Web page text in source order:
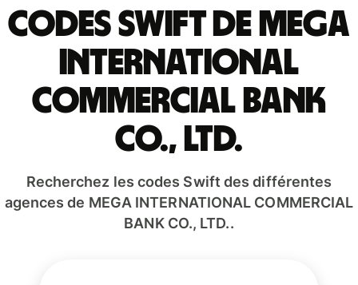
Codes Swift de MEGA
INTERNATIONAL
COMMERCIAL BANK
CO., LTD.
Recherchez les codes Swift des différentes
agences de MEGA INTERNATIONAL COMMERCIAL
BANK CO., LTD..